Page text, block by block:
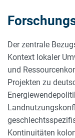
Der zentrale
Kontext lokaler
und
Projekten zu
Kontinuitäten